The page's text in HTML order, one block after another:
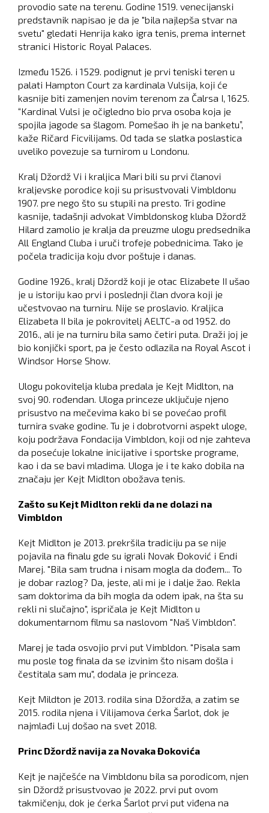
provodio sate na terenu. Godine 1519. venecijanski
predstavnik napisao je da je "bila najlepša stvar na
svetu" gledati Henrija kako igra tenis, prema internet
stranici Historic Royal Palaces.
Između 1526. i 1529. podignut je prvi teniski teren u
palati Hampton Court za kardinala Vulsija, koji će
kasnije biti zamenjen novim terenom za Čalrsa I, 1625.
“Kardinal Vulsi je očigledno bio prva osoba koja je
spojila jagode sa šlagom. Pomešao ih je na banketu”,
kaže Ričard Ficvilijams. Od tada se slatka poslastica
uveliko povezuje sa turnirom u Londonu.
Kralj Džordž Vi i kraljica Mari bili su prvi članovi
kraljevske porodice koji su prisustvovali Vimbldonu
1907. pre nego što su stupili na presto. Tri godine
kasnije, tadašnji advokat Vimbldonskog kluba Džordž
Hilard zamolio je kralja da preuzme ulogu predsednika
All England Cluba i uruči trofeje pobednicima. Tako je
počela tradicija koju dvor poštuje i danas.
Godine 1926., kralj Džordž koji je otac Elizabete II ušao
je u istoriju kao prvi i poslednji član dvora koji je
učestvovao na turniru. Nije se proslavio. Kraljica
Elizabeta II bila je pokrovitelj AELTC-a od 1952. do
2016., ali je na turniru bila samo četiri puta. Draži joj je
bio konjički sport, pa je često odlazila na Royal Ascot i
Windsor Horse Show.
Ulogu pokovitelja kluba predala je Kejt Midlton, na
svoj 90. rođendan. Uloga princeze uključuje njeno
prisustvo na mečevima kako bi se povećao profil
turnira svake godine. Tu je i dobrotvorni aspekt uloge,
koju podržava Fondacija Vimbldon, koji od nje zahteva
da posećuje lokalne inicijative i sportske programe,
kao i da se bavi mladima. Uloga je i te kako dobila na
značaju jer Kejt Midlton obožava tenis.
Zašto su Kejt Midlton rekli da ne dolazi na
Vimbldon
Kejt Midlton je 2013. prekršila tradiciju pa se nije
pojavila na finalu gde su igrali Novak Đoković i Endi
Marej. "Bila sam trudna i nisam mogla da dođem... To
je dobar razlog? Da, jeste, ali mi je i dalje žao. Rekla
sam doktorima da bih mogla da odem ipak, na šta su
rekli ni slučajno", ispričala je Kejt Midlton u
dokumentarnom filmu sa naslovom "Naš Vimbldon".
Marej je tada osvojio prvi put Vimbldon. "Pisala sam
mu posle tog finala da se izvinim što nisam došla i
čestitala sam mu", dodala je princeza.
Kejt Mildton je 2013. rodila sina Džordža, a zatim se
2015. rodila njena i Vilijamova ćerka Šarlot, dok je
najmlađi Luj došao na svet 2018.
Princ Džordž navija za Novaka Đokovića
Kejt je najčešće na Vimbldonu bila sa porodicom, njen
sin Džordž prisustvovao je 2022. prvi put ovom
takmičenju, dok je ćerka Šarlot prvi put viđena na